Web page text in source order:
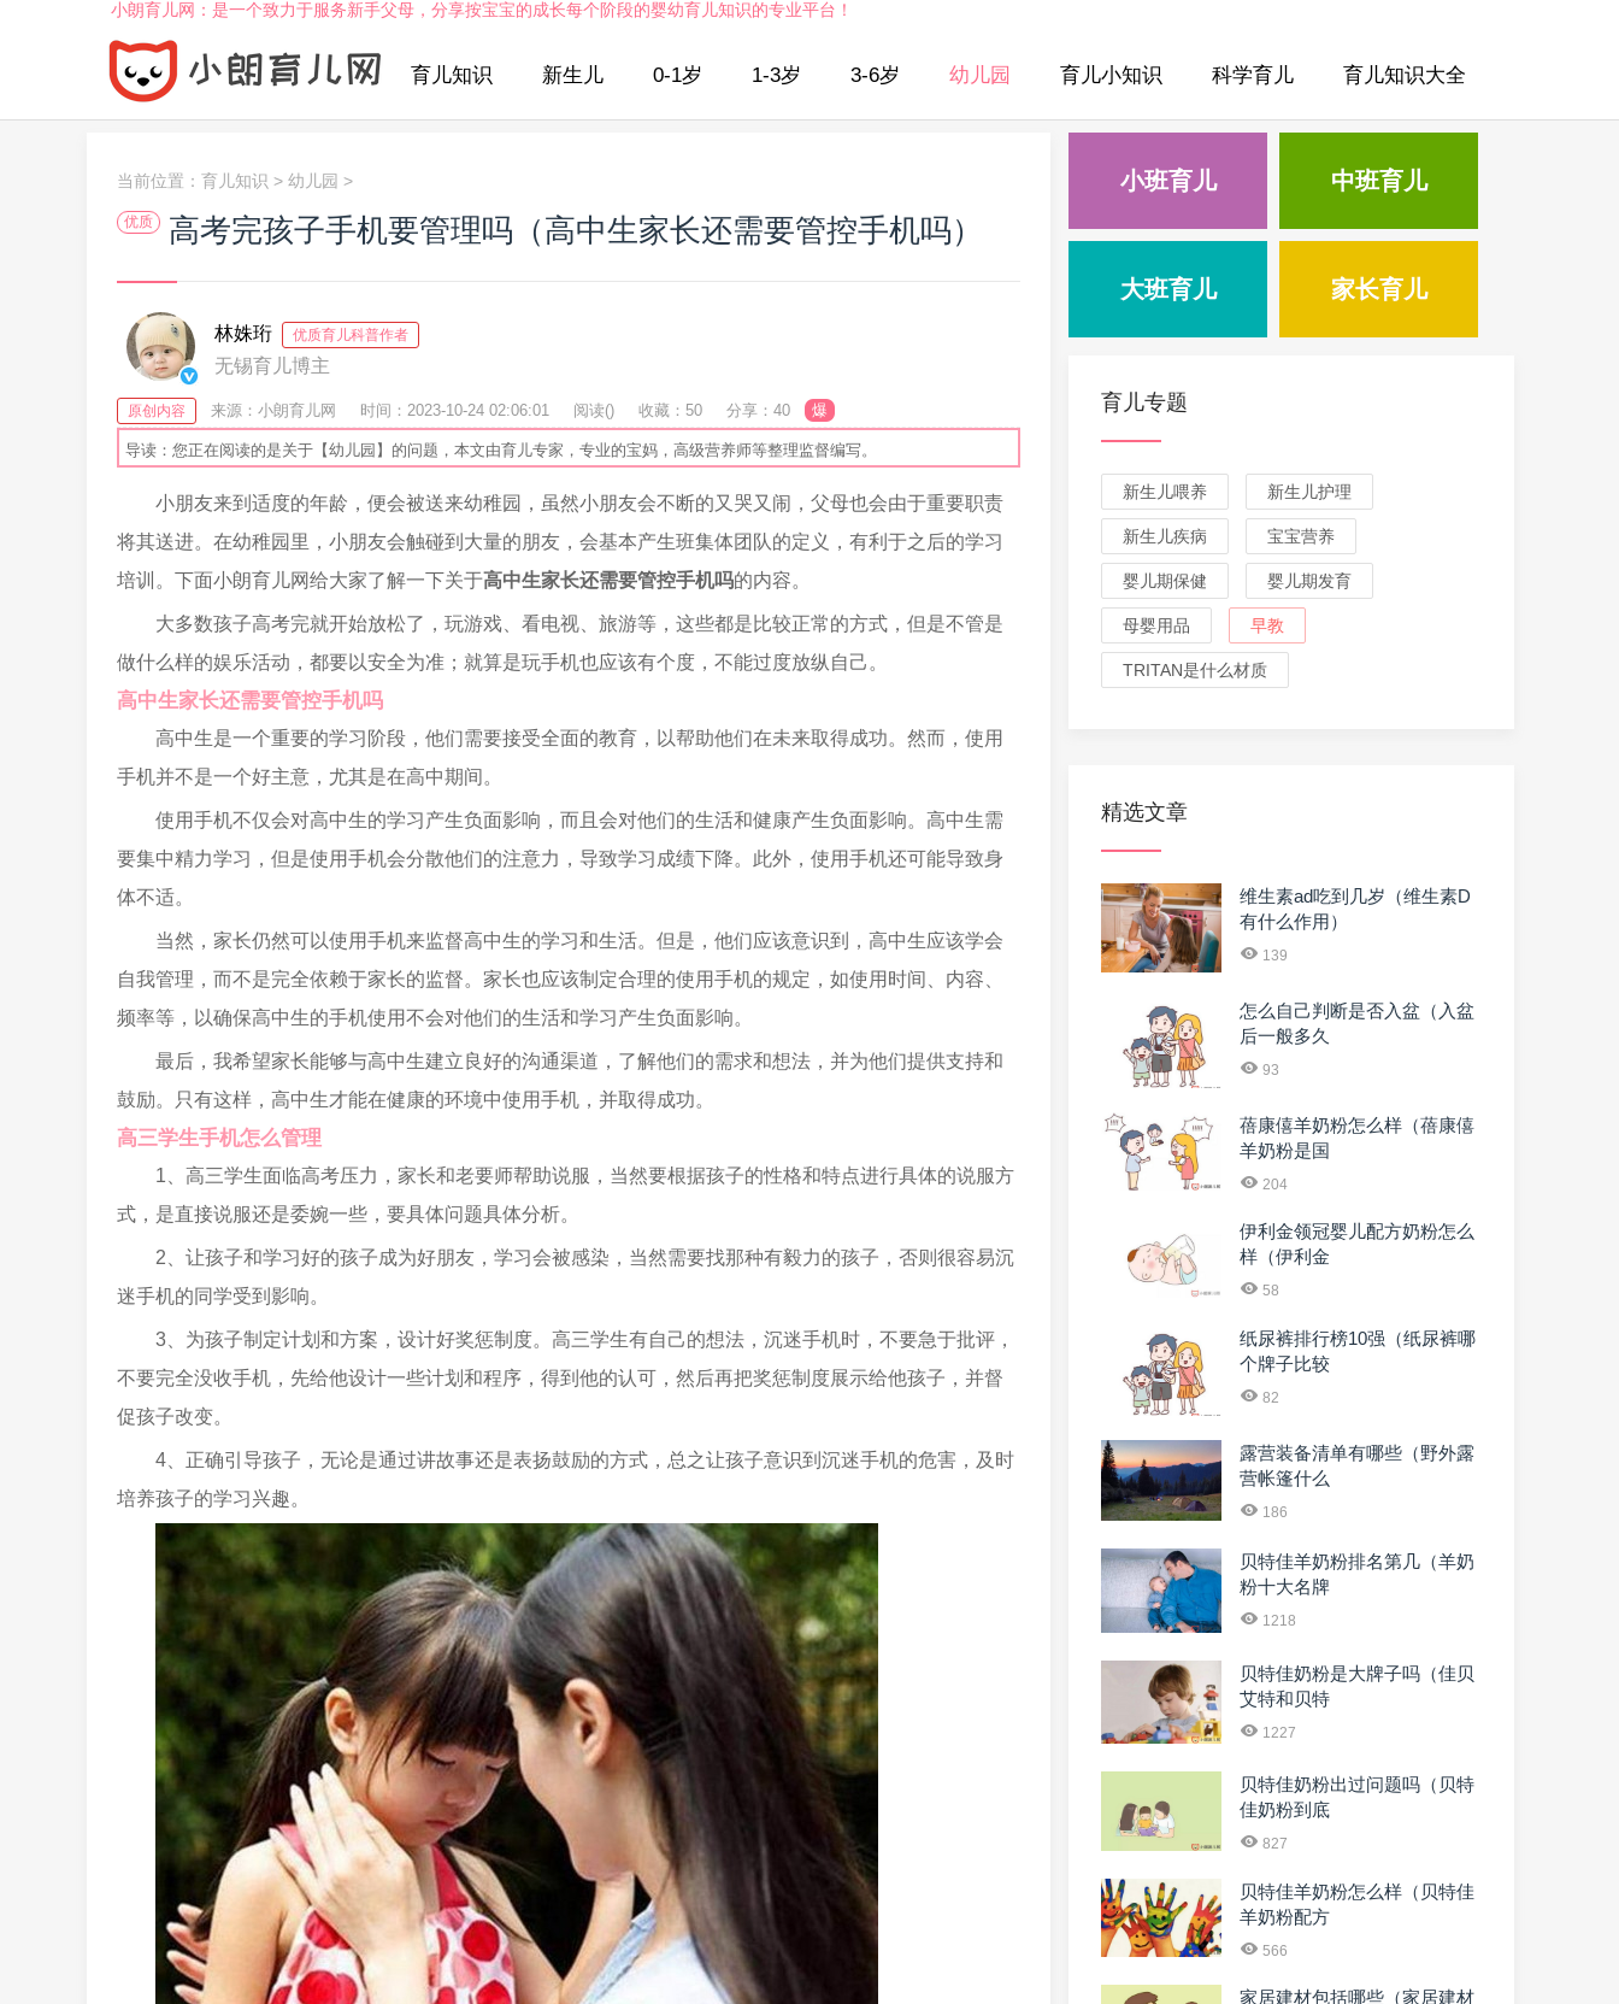
小朗育儿网：是一个致力于服务新手父母，分享按宝宝的成长每个阶段的婴幼育儿知识的专业平台！
育儿知识 新生儿 0-1岁 1-3岁 3-6岁 幼儿园 育儿小知识 科学育儿 育儿知识大全
当前位置： 育儿知识 > 幼儿园 >
优质 高考完孩子手机要管理吗（高中生家长还需要管控手机吗）
林姝珩 优质育儿科普作者
无锡育儿博主
原创内容 来源：小朗育儿网 时间：2023-10-24 02:06:01 阅读() 收藏：50 分享：40 爆
导读：您正在阅读的是关于【幼儿园】的问题，本文由育儿专家，专业的宝妈，高级营养师等整理监督编写。
小朋友来到适度的年龄，便会被送来幼稚园，虽然小朋友会不断的又哭又闹，父母也会由于重要职责
将其送进。在幼稚园里，小朋友会触碰到大量的朋友，会基本产生班集体团队的定义，有利于之后的学习
培训。下面小朗育儿网给大家了解一下关于高中生家长还需要管控手机吗的内容。
大多数孩子高考完就开始放松了，玩游戏、看电视、旅游等，这些都是比较正常的方式，但是不管是
做什么样的娱乐活动，都要以安全为准；就算是玩手机也应该有个度，不能过度放纵自己。
高中生家长还需要管控手机吗
高中生是一个重要的学习阶段，他们需要接受全面的教育，以帮助他们在未来取得成功。然而，使用
手机并不是一个好主意，尤其是在高中期间。
使用手机不仅会对高中生的学习产生负面影响，而且会对他们的生活和健康产生负面影响。高中生需
要集中精力学习，但是使用手机会分散他们的注意力，导致学习成绩下降。此外，使用手机还可能导致身
体不适。
当然，家长仍然可以使用手机来监督高中生的学习和生活。但是，他们应该意识到，高中生应该学会
自我管理，而不是完全依赖于家长的监督。家长也应该制定合理的使用手机的规定，如使用时间、内容、
频率等，以确保高中生的手机使用不会对他们的生活和学习产生负面影响。
最后，我希望家长能够与高中生建立良好的沟通渠道，了解他们的需求和想法，并为他们提供支持和
鼓励。只有这样，高中生才能在健康的环境中使用手机，并取得成功。
高三学生手机怎么管理
1、高三学生面临高考压力，家长和老要师帮助说服，当然要根据孩子的性格和特点进行具体的说服方
式，是直接说服还是委婉一些，要具体问题具体分析。
2、让孩子和学习好的孩子成为好朋友，学习会被感染，当然需要找那种有毅力的孩子，否则很容易沉
迷手机的同学受到影响。
3、为孩子制定计划和方案，设计好奖惩制度。高三学生有自己的想法，沉迷手机时，不要急于批评，
不要完全没收手机，先给他设计一些计划和程序，得到他的认可，然后再把奖惩制度展示给他孩子，并督
促孩子改变。
4、正确引导孩子，无论是通过讲故事还是表扬鼓励的方式，总之让孩子意识到沉迷手机的危害，及时
培养孩子的学习兴趣。
小班育儿 中班育儿
大班育儿 家长育儿
育儿专题
新生儿喂养 新生儿护理
新生儿疾病 宝宝营养
婴儿期保健 婴儿期发育
母婴用品 早教
TRITAN是什么材质
精选文章
维生素ad吃到几岁（维生素D
有什么作用）
139
怎么自己判断是否入盆（入盆
后一般多久
93
蓓康僖羊奶粉怎么样（蓓康僖
羊奶粉是国
204
伊利金领冠婴儿配方奶粉怎么
样（伊利金
58
纸尿裤排行榜10强（纸尿裤哪
个牌子比较
82
露营装备清单有哪些（野外露
营帐篷什么
186
贝特佳羊奶粉排名第几（羊奶
粉十大名牌
1218
贝特佳奶粉是大牌子吗（佳贝
艾特和贝特
1227
贝特佳奶粉出过问题吗（贝特
佳奶粉到底
827
贝特佳羊奶粉怎么样（贝特佳
羊奶粉配方
566
家居建材包括哪些（家居建材